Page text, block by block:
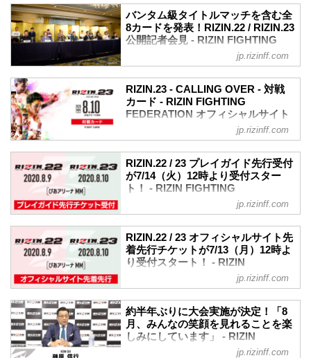
翌週に大阪での大会を予定していたこと
を明かした。その大阪大会も含め8月で3
大会、全30試合、60名...
放送配信情報が決定！クラウドファンデ
ィングの新リターンも追加！
カード発表の前に、まず榊原CEOから明
日スタートするチケット一般発売の告知
と、現段階で決まっている放送配信情報
についての発表がされた。
8月9日（日）10日（祝・月）の2日間、ス
カパ...
- STARTING OVER - / RIZIN.23 -
CALLING OVER -の大会ビジュアル第1弾
が完成したぞ！
長らくイベントを自粛し、今までと同じ
ような日常を送ることが出来なくなった
退屈な日々からの『再出発』を意味する
RIZIN.22 - STARTING OVER - のコピー
は「何度でも、立ち上がる。」
そして主催者・選手・格闘技を愛するフ
ァン全員で、再び最高の空間を作り上
げ...
バンタム級タイトルマッチを含む全
8カードを発表！RIZIN.22 / RIZIN.23
公開記者会見 - RIZIN FIGHTING
FEDERATION オフィシャルサイト
/ RIZIN.23の公開記者会見が行われた。会
見には榊原信行CEOとRIZIN.22 /
RIZIN.23への参戦が決定した全15選手が
榊原CEO「我々に力を与えて欲しい。命
がけで僕もやります」
まず榊原CEOから、8月に開催される
RIZIN.22 / RIZIN.23のサブタイトルが発
表された。8月9日（日）は『再出発』と
いう意味が込められた「RIZIN.22 -
STARTING OVER -」、また8月10日
（祝・月）...
jp.rizinff.com
RIZIN.23 - CALLING OVER - 対戦
カード - RIZIN FIGHTING
FEDERATION オフィシャルサイト
※肘あり
扇久保博正 vs. 朝倉海
スペシャルワンマッチ
RIZIN MMAルール：5分 3R（61.0kg）
元谷友貴 vs. 魚井フルスイング
スペシャルワンマッチ
RIZIN MMAルール：5分 3R（59.0kg）
※肘あり
スペシャルワンマッチ
RIZIN MMAルール：5分 3R（66.0kg）
斎藤裕 vs. 摩嶋一整
jp.rizinff.com
RIZIN.22 / 23 プレイガイド先行受付
が7/14（火）12時より受付スター
ト！ - RIZIN FIGHTING
FEDERATION オフィシャルサイト
開催されるRIZIN.22 / RIZIN.23のプレイ
ガイド先行受付が7月14日（火）12時より
スタート！
※なお、今後「出場選手の各応援シー
ト」の販売がある可能性がございます
が、購入後のチケットキャンセル・変更
は出来かねますので、予めご了承のうえ
jp.rizinff.com
RIZIN.22 / 23 オフィシャルサイト先
着先行チケットが7/13（月）12時よ
り受付スタート！ - RIZIN
FIGHTING FEDERATION オフィシ
ャルサイト
一般のお客様に先駆け、いつもRIZINを応
援してくださっている皆さまへ、7月13日
（月）12時よりRIZIN.22 / RIZIN.23 オフ
ィシャルサイト先着先行チケットの受付
jp.rizinff.com
約半年ぶりに大会実施が決定！「8
月、みんなの笑顔を見れることを楽
しみにしています」 - RIZIN
FIGHTING FEDERATION オフィシ
jp.rizinff.com